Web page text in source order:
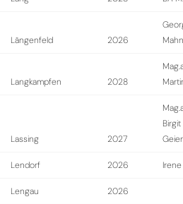
Längenfeld 2026
Langkampfen 2028
Lassing 2027
Birgit
Lendorf 2026
Lengau 2026